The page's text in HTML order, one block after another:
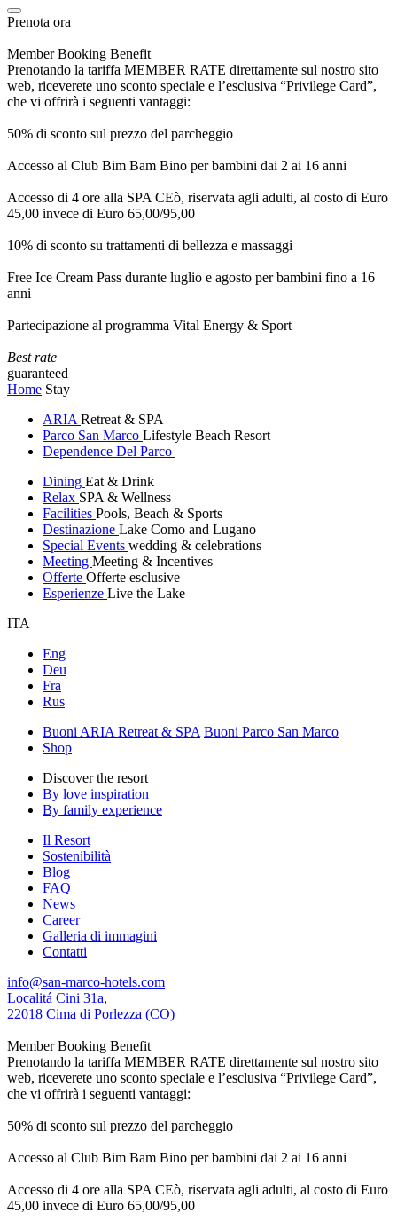
Prenota ora
Member Booking Benefit
Prenotando la tariffa MEMBER RATE direttamente sul nostro sito
web, riceverete uno sconto speciale e l’esclusiva “Privilege Card”,
che vi offrirà i seguenti vantaggi:
50% di sconto sul prezzo del parcheggio
Accesso al Club Bim Bam Bino per bambini dai 2 ai 16 anni
Accesso di 4 ore alla SPA CEò, riservata agli adulti, al costo di Euro
45,00 invece di Euro 65,00/95,00
10% di sconto su trattamenti di bellezza e massaggi
Free Ice Cream Pass durante luglio e agosto per bambini fino a 16
anni
Partecipazione al programma Vital Energy & Sport
Best rate
guaranteed
Home Stay
ARIA Retreat & SPA
Parco San Marco Lifestyle Beach Resort
Dependence Del Parco
Dining Eat & Drink
Relax SPA & Wellness
Facilities Pools, Beach & Sports
Destinazione Lake Como and Lugano
Special Events wedding & celebrations
Meeting Meeting & Incentives
Offerte Offerte esclusive
Esperienze Live the Lake
ITA
Eng
Deu
Fra
Rus
Buoni ARIA Retreat & SPA Buoni Parco San Marco
Shop
Discover the resort
By love inspiration
By family experience
Il Resort
Sostenibilità
Blog
FAQ
News
Career
Galleria di immagini
Contatti
info@san-marco-hotels.com
Localitá Cini 31a,
22018 Cima di Porlezza (CO)
Member Booking Benefit
Prenotando la tariffa MEMBER RATE direttamente sul nostro sito
web, riceverete uno sconto speciale e l’esclusiva “Privilege Card”,
che vi offrirà i seguenti vantaggi:
50% di sconto sul prezzo del parcheggio
Accesso al Club Bim Bam Bino per bambini dai 2 ai 16 anni
Accesso di 4 ore alla SPA CEò, riservata agli adulti, al costo di Euro
45,00 invece di Euro 65,00/95,00